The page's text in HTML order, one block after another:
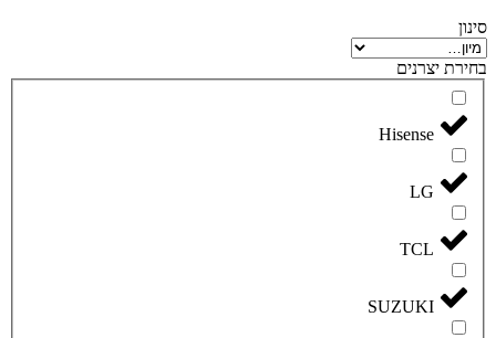
סינון
בחירת יצרנים
Hisense
LG
TCL
SUZUKI